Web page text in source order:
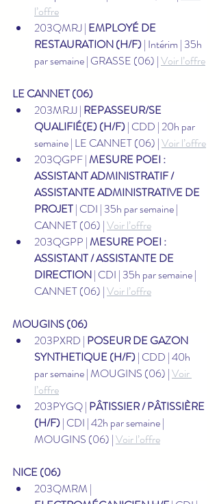
l’offre
203QMRJ | EMPLOYÉ DE
RESTAURATION (H/F) | Intérim | 35h
par semaine | GRASSE (06) | Voir l’offre
LE CANNET (06)
203MRJJ | REPASSEUR/SE
QUALIFIÉ(E) (H/F) | CDD | 20h par
semaine | LE CANNET (06) | Voir l’offre
203QGPF | MESURE POEI :
ASSISTANT ADMINISTRATIF /
ASSISTANTE ADMINISTRATIVE DE
PROJET | CDI | 35h par semaine |
CANNET (06) | Voir l’offre
203QGPP | MESURE POEI :
ASSISTANT / ASSISTANTE DE
DIRECTION | CDI | 35h par semaine |
CANNET (06) | Voir l’offre
MOUGINS (06)
203PXRD | POSEUR DE GAZON
SYNTHETIQUE (H/F) | CDD | 40h
par semaine | MOUGINS (06) | Voir
l’offre
203PYGQ | PÂTISSIER / PÂTISSIÈRE
(H/F) | CDI | 42h par semaine |
MOUGINS (06) | Voir l’offre
NICE (06)
203QMRM |